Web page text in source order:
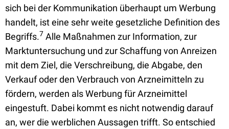
sich bei der Kommunikation überhaupt um Werbung
handelt, ist eine sehr weite gesetzliche Definition des
Begriffs.7 Alle Maßnahmen zur Information, zur
Marktuntersuchung und zur Schaffung von Anreizen
mit dem Ziel, die Verschreibung, die Abgabe, den
Verkauf oder den Verbrauch von Arzneimitteln zu
fördern, werden als Werbung für Arzneimittel
eingestuft. Dabei kommt es nicht notwendig darauf
an, wer die werblichen Aussagen trifft. So entschied